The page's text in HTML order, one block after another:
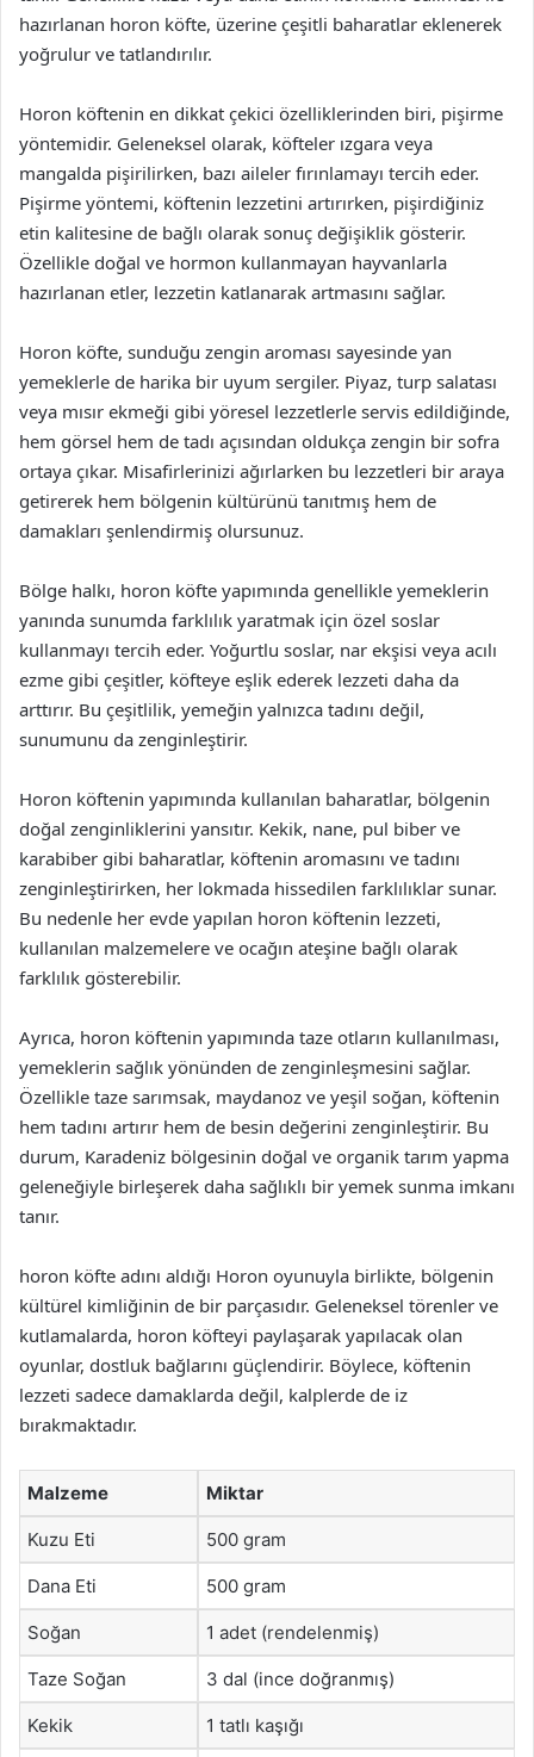
hazırlanan horon köfte, üzerine çeşitli baharatlar eklenerek
yoğrulur ve tatlandırılır.
Horon köftenin en dikkat çekici özelliklerinden biri, pişirme
yöntemidir. Geleneksel olarak, köfteler ızgara veya
mangalda pişirilirken, bazı aileler fırınlamayı tercih eder.
Pişirme yöntemi, köftenin lezzetini artırırken, pişirdiğiniz
etin kalitesine de bağlı olarak sonuç değişiklik gösterir.
Özellikle doğal ve hormon kullanmayan hayvanlarla
hazırlanan etler, lezzetin katlanarak artmasını sağlar.
Horon köfte, sunduğu zengin aroması sayesinde yan
yemeklerle de harika bir uyum sergiler. Piyaz, turp salatası
veya mısır ekmeği gibi yöresel lezzetlerle servis edildiğinde,
hem görsel hem de tadı açısından oldukça zengin bir sofra
ortaya çıkar. Misafirlerinizi ağırlarken bu lezzetleri bir araya
getirerek hem bölgenin kültürünü tanıtmış hem de
damakları şenlendirmiş olursunuz.
Bölge halkı, horon köfte yapımında genellikle yemeklerin
yanında sunumda farklılık yaratmak için özel soslar
kullanmayı tercih eder. Yoğurtlu soslar, nar ekşisi veya acılı
ezme gibi çeşitler, köfteye eşlik ederek lezzeti daha da
arttırır. Bu çeşitlilik, yemeğin yalnızca tadını değil,
sunumunu da zenginleştirir.
Horon köftenin yapımında kullanılan baharatlar, bölgenin
doğal zenginliklerini yansıtır. Kekik, nane, pul biber ve
karabiber gibi baharatlar, köftenin aromasını ve tadını
zenginleştirirken, her lokmada hissedilen farklılıklar sunar.
Bu nedenle her evde yapılan horon köftenin lezzeti,
kullanılan malzemelere ve ocağın ateşine bağlı olarak
farklılık gösterebilir.
Ayrıca, horon köftenin yapımında taze otların kullanılması,
yemeklerin sağlık yönünden de zenginleşmesini sağlar.
Özellikle taze sarımsak, maydanoz ve yeşil soğan, köftenin
hem tadını artırır hem de besin değerini zenginleştirir. Bu
durum, Karadeniz bölgesinin doğal ve organik tarım yapma
geleneğiyle birleşerek daha sağlıklı bir yemek sunma imkanı
tanır.
horon köfte adını aldığı Horon oyunuyla birlikte, bölgenin
kültürel kimliğinin de bir parçasıdır. Geleneksel törenler ve
kutlamalarda, horon köfteyi paylaşarak yapılacak olan
oyunlar, dostluk bağlarını güçlendirir. Böylece, köftenin
lezzeti sadece damaklarda değil, kalplerde de iz
bırakmaktadır.
Malzeme Miktar
Kuzu Eti 500 gram
Dana Eti 500 gram
Soğan 1 adet (rendelenmiş)
Taze Soğan 3 dal (ince doğranmış)
Kekik 1 tatlı kaşığı